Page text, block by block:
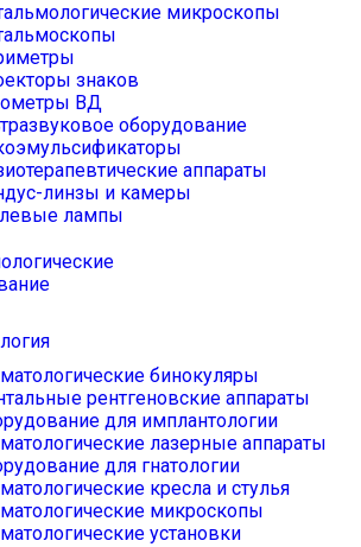
микроскопы
знаков
ВД
оборудование
аппараты
линзы и камеры
лампы
бинокуляры
рентгеновские аппараты
для имплантологии
лазерные аппараты
для гнатологии
кресла и стулья
микроскопы
установки